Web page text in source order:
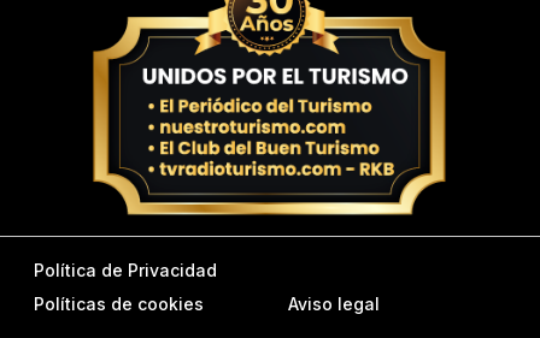
Política de Privacidad
Políticas de cookies
Aviso legal